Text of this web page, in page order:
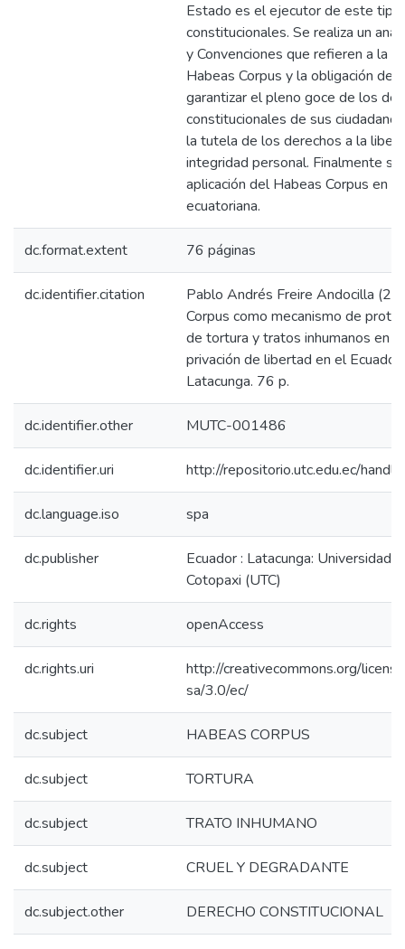
Estado es el ejecutor de este tipo
constitucionales. Se realiza un
y Convenciones que refieren a la
Habeas Corpus y la obligación de
garantizar el pleno goce de los
constitucionales de sus
la tutela de los derechos a la
integridad personal. Finalmente se
aplicación del Habeas Corpus en
ecuatoriana.
dc.format.extent 76 páginas
dc.identifier.citation
Pablo Andrés Freire Andocilla
Corpus como mecanismo de
de tortura y tratos inhumanos en
privación de libertad en el
Latacunga. 76 p.
dc.identifier.other MUTC-001486
dc.identifier.uri http://repositorio.utc.edu.ec/
dc.language.iso spa
dc.publisher
Ecuador : Latacunga: Universidad
Cotopaxi (UTC)
dc.rights openAccess
dc.rights.uri
http://creativecommons.org/
sa/3.0/ec/
dc.subject HABEAS CORPUS
dc.subject TORTURA
dc.subject TRATO INHUMANO
dc.subject CRUEL Y DEGRADANTE
dc.subject.other DERECHO CONSTITUCIONAL